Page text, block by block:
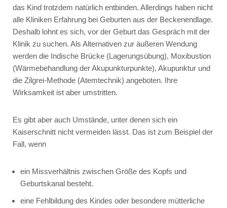
das Kind trotzdem natürlich entbinden. Allerdings haben nicht
alle Kliniken Erfahrung bei Geburten aus der Beckenendlage.
Deshalb lohnt es sich, vor der Geburt das Gespräch mit der
Klinik zu suchen. Als Alternativen zur äußeren Wendung
werden die Indische Brücke (Lagerungsübung), Moxibustion
(Wärmebehandlung der Akupunkturpunkte), Akupunktur und
die Zilgrei-Methode (Atemtechnik) angeboten. Ihre
Wirksamkeit ist aber umstritten.
Es gibt aber auch Umstände, unter denen sich ein
Kaiserschnitt nicht vermeiden lässt. Das ist zum Beispiel der
Fall, wenn
ein Missverhältnis zwischen Größe des Kopfs und
Geburtskanal besteht.
eine Fehlbildung des Kindes oder besondere mütterliche